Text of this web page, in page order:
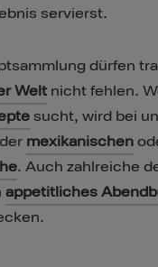
servierst.
dürfen
Welt nicht fehlen.
sucht, wird bei
mexikanischen
. Auch zahlreiche
appetitliches